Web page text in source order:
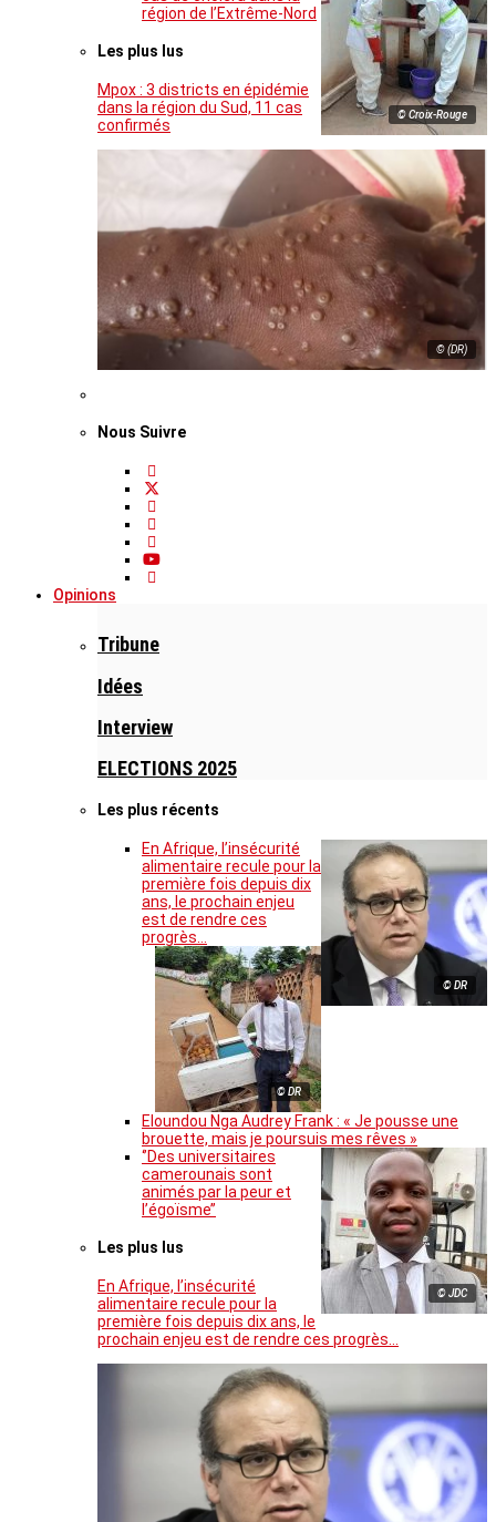
© Croix-Rouge
région de l’Extrême-Nord
Les plus lus
Mpox : 3 districts en épidémie
dans la région du Sud, 11 cas
confirmés
© (DR)
Nous Suivre
Opinions
Tribune
Idées
Interview
ELECTIONS 2025
Les plus récents
© DR
En Afrique, l’insécurité
alimentaire recule pour la
première fois depuis dix
ans, le prochain enjeu
est de rendre ces
progrès…
© DR
Eloundou Nga Audrey Frank : « Je pousse une
brouette, mais je poursuis mes rêves »
© JDC
‘’Des universitaires
camerounais sont
animés par la peur et
l’égoïsme’’
Les plus lus
En Afrique, l’insécurité
alimentaire recule pour la
première fois depuis dix ans, le
prochain enjeu est de rendre ces progrès…